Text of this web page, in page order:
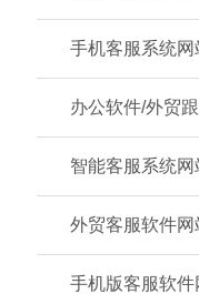
手机客服系统网
办公软件/外贸
智能客服系统
外贸客服软件网
手机版客服软件